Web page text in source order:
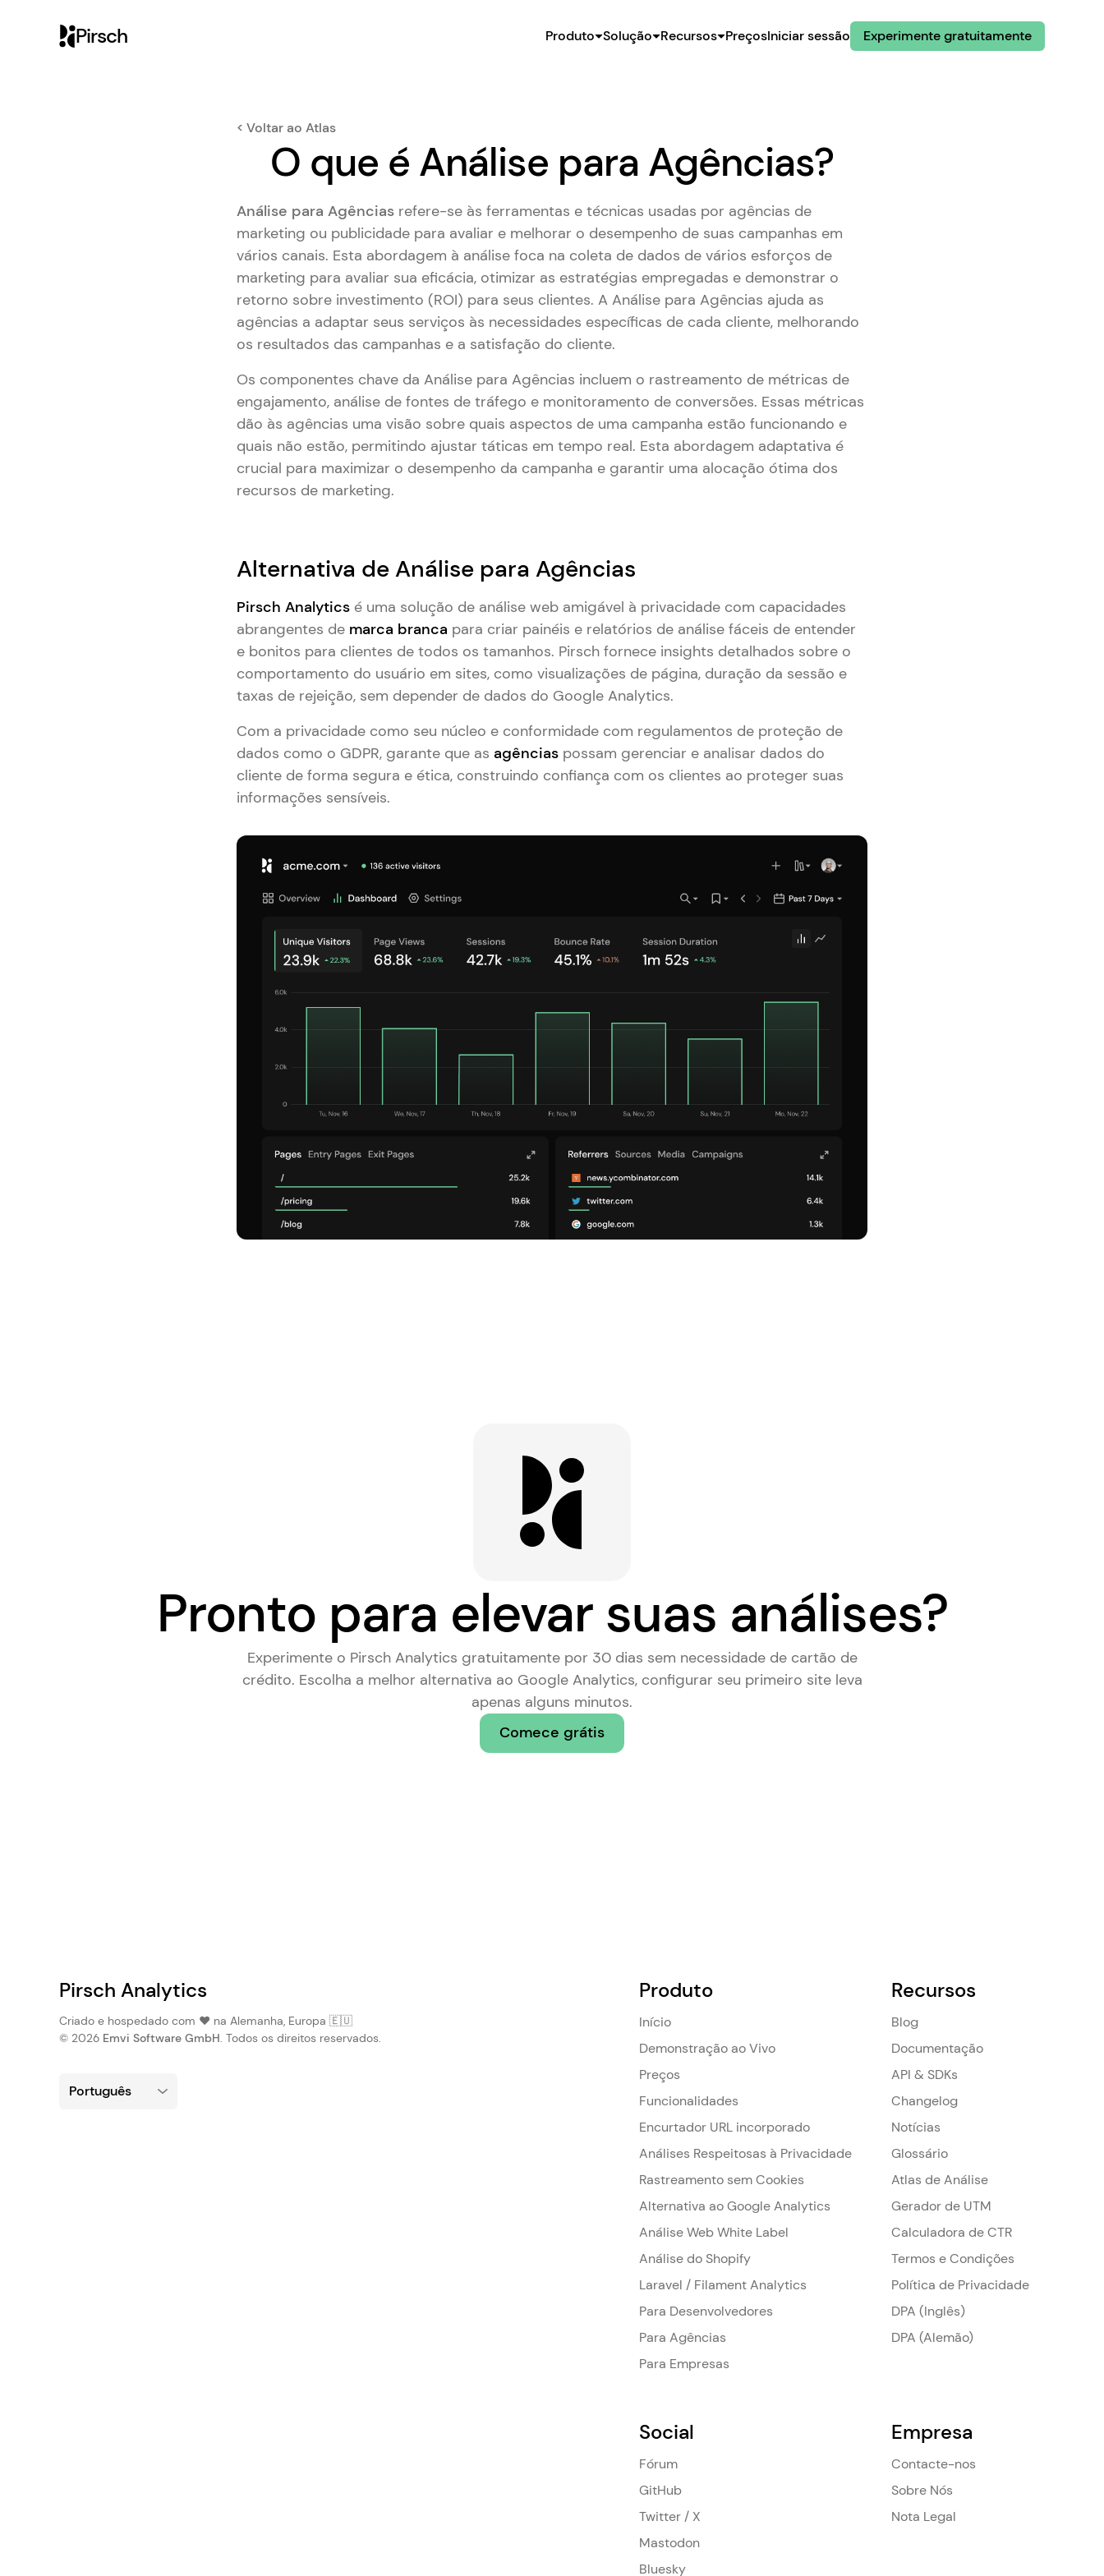
Pirsch Produto Solução Recursos PreçosIniciar sessão Experimente gratuitamente
< Voltar ao Atlas
O que é Análise para Agências?
Análise para Agências refere-se às ferramentas e técnicas usadas por agências de
marketing ou publicidade para avaliar e melhorar o desempenho de suas campanhas em
vários canais. Esta abordagem à análise foca na coleta de dados de vários esforços de
marketing para avaliar sua eficácia, otimizar as estratégias empregadas e demonstrar o
retorno sobre investimento (ROI) para seus clientes. A Análise para Agências ajuda as
agências a adaptar seus serviços às necessidades específicas de cada cliente, melhorando
os resultados das campanhas e a satisfação do cliente.
Os componentes chave da Análise para Agências incluem o rastreamento de métricas de
engajamento, análise de fontes de tráfego e monitoramento de conversões. Essas métricas
dão às agências uma visão sobre quais aspectos de uma campanha estão funcionando e
quais não estão, permitindo ajustar táticas em tempo real. Esta abordagem adaptativa é
crucial para maximizar o desempenho da campanha e garantir uma alocação ótima dos
recursos de marketing.
Alternativa de Análise para Agências
Pirsch Analytics é uma solução de análise web amigável à privacidade com capacidades
abrangentes de marca branca para criar painéis e relatórios de análise fáceis de entender
e bonitos para clientes de todos os tamanhos. Pirsch fornece insights detalhados sobre o
comportamento do usuário em sites, como visualizações de página, duração da sessão e
taxas de rejeição, sem depender de dados do Google Analytics.
Com a privacidade como seu núcleo e conformidade com regulamentos de proteção de
dados como o GDPR, garante que as agências possam gerenciar e analisar dados do
cliente de forma segura e ética, construindo confiança com os clientes ao proteger suas
informações sensíveis.
Pronto para elevar suas análises?
Experimente o Pirsch Analytics gratuitamente por 30 dias sem necessidade de cartão de
crédito. Escolha a melhor alternativa ao Google Analytics, configurar seu primeiro site leva
apenas alguns minutos.
Comece grátis
Pirsch Analytics
Criado e hospedado com ❤️ na Alemanha, Europa 🇪🇺
© 2026 Emvi Software GmbH . Todos os direitos reservados.
Produto
Início
Demonstração ao Vivo
Preços
Funcionalidades
Encurtador URL incorporado
Análises Respeitosas à Privacidade
Rastreamento sem Cookies
Alternativa ao Google Analytics
Análise Web White Label
Análise do Shopify
Laravel / Filament Analytics
Para Desenvolvedores
Para Agências
Para Empresas
Recursos
Blog
Documentação
API & SDKs
Changelog
Notícias
Glossário
Atlas de Análise
Gerador de UTM
Calculadora de CTR
Termos e Condições
Política de Privacidade
DPA (Inglês)
DPA (Alemão)
Social
Fórum
GitHub
Twitter / X
Mastodon
Bluesky
Empresa
Contacte-nos
Sobre Nós
Nota Legal